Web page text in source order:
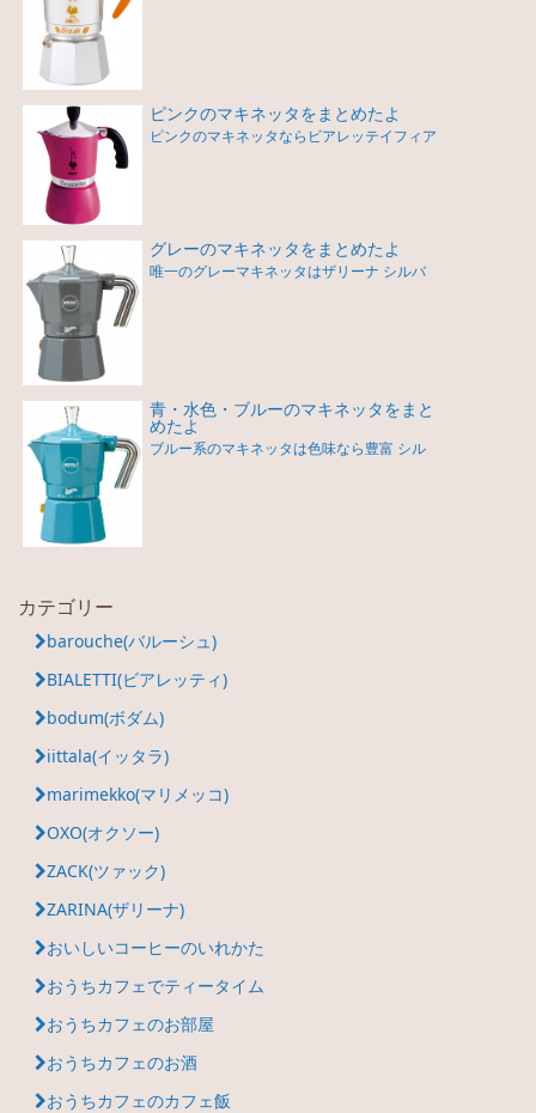
ピンクのマキネッタをまとめたよ
ピンクのマキネッタならビアレッテイフィア
グレーのマキネッタをまとめたよ
唯一のグレーマキネッタはザリーナ シルバ
青・水色・ブルーのマキネッタをまと
めたよ
ブルー系のマキネッタは色味なら豊富 シル
カテゴリー
barouche(バルーシュ)
BIALETTI(ビアレッティ)
bodum(ボダム)
iittala(イッタラ)
marimekko(マリメッコ)
OXO(オクソー)
ZACK(ツァック)
ZARINA(ザリーナ)
おいしいコーヒーのいれかた
おうちカフェでティータイム
おうちカフェのお部屋
おうちカフェのお酒
おうちカフェのカフェ飯